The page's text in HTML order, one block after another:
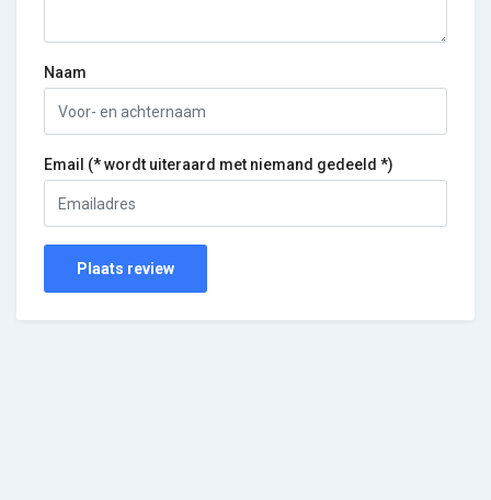
Naam
Email (* wordt uiteraard met niemand gedeeld *)
Plaats review